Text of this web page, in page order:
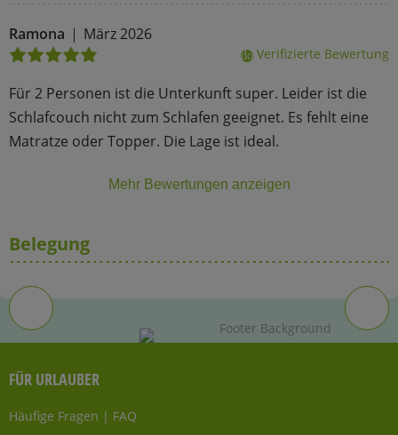
Ramona März 2026
doneVerifizierte Bewertung
Für 2 Personen ist die Unterkunft super. Leider ist die
Schlafcouch nicht zum Schlafen geeignet. Es fehlt eine
Matratze oder Topper. Die Lage ist ideal.
Mehr Bewertungen anzeigen
Belegung
FÜR URLAUBER
Häufige Fragen | FAQ